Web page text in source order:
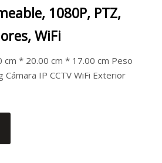
1080P, PTZ,
WiFi
cm * 20.00 cm * 17.00 cm Peso
IP CCTV WiFi Exterior